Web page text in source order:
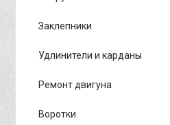
Заклепники
Удлинители и карданы
Ремонт двигуна
Воротки